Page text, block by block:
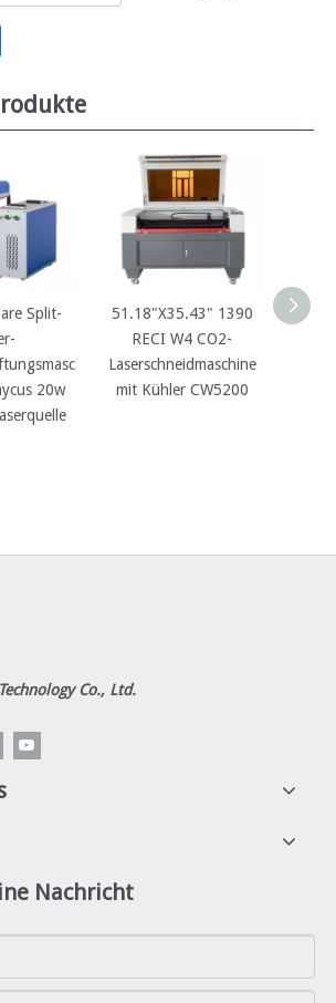
Split-
20w
51.18"X35.43" 1390
RECI W4 CO2-
Laserschneidmaschine
mit Kühler CW5200
Ray
Co., Ltd.
Nachricht